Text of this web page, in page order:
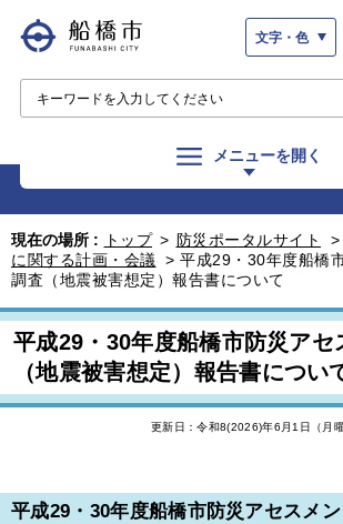
文字・色
メニューを開く
現在の場所 : トップ > 防災ポータルサイト >
に関する計画・会議
> 平成29・30年度船橋
調査（地震被害想定）報告書について
平成29・30年度船橋市防災アセ
（地震被害想定）報告書につい
更新日：令和8(2026)年6月1日（月曜
平成29・30年度船橋市防災アセスメ